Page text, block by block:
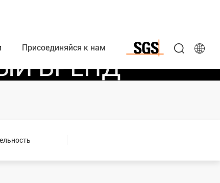
Присоединяйся к нам
БРЕНД